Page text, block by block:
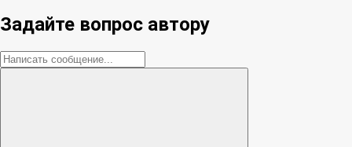
Задайте вопрос автору